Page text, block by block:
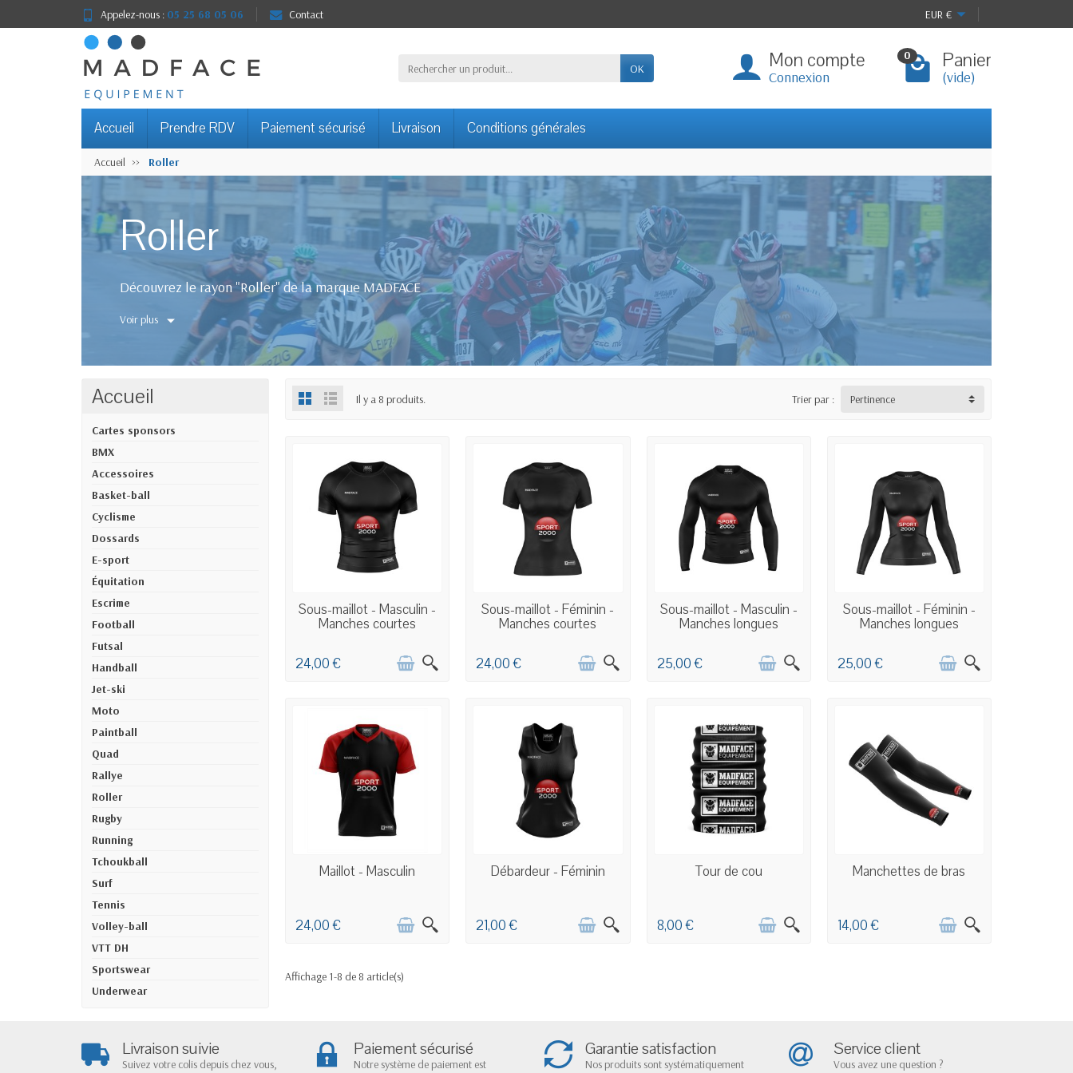
Appelez-nous : 05 25 68 05 06 Contact EUR €
OK Mon compte
Connexion
0 Panier
(vide)
Accueil Prendre RDV Paiement sécurisé Livraison Conditions générales
Accueil Roller
Roller
Découvrez le rayon "Roller" de la marque MADFACE
Voir plus
Accueil
Cartes sponsors
BMX
Accessoires
Basket-ball
Cyclisme
Dossards
E-sport
Équitation
Escrime
Football
Futsal
Handball
Jet-ski
Moto
Paintball
Quad
Rallye
Roller
Rugby
Running
Tchoukball
Surf
Tennis
Volley-ball
VTT DH
Sportswear
Underwear
Il y a 8 produits. Trier par : Pertinence
COMMANDE PERSONNALISÉE
Sous-maillot - Masculin -
Manches courtes
24,00 €
COMMANDE PERSONNALISÉE
Sous-maillot - Féminin -
Manches courtes
24,00 €
COMMANDE PERSONNALISÉE
Sous-maillot - Masculin -
Manches longues
25,00 €
COMMANDE PERSONNALISÉE
Sous-maillot - Féminin -
Manches longues
25,00 €
COMMANDE PERSONNALISÉE
Maillot - Masculin
24,00 €
COMMANDE PERSONNALISÉE
Débardeur - Féminin
21,00 €
COMMANDE PERSONNALISÉE
Tour de cou
8,00 €
COMMANDE PERSONNALISÉE
Manchettes de bras
14,00 €
Affichage 1-8 de 8 article(s)
Livraison suivie
Suivez votre colis depuis chez vous,
Paiement sécurisé
Notre système de paiement est
Garantie satisfaction
Nos produits sont systématiquement
Service client
Vous avez une question ?